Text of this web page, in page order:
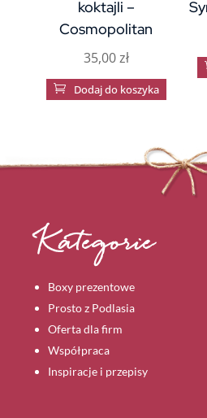
koktajli –
Cosmopolitan
35,00zł
 Dodaj do koszyka
Kategorie
Boxy prezentowe
Prosto z Podlasia
Oferta dla firm
Współpraca
Inspiracje i przepisy